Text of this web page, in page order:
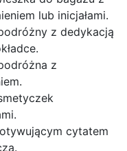
lub inicjałami.
z dedykacją
z
cytatem